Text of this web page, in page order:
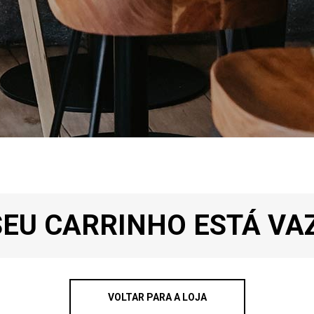
CARRINHO ESTÁ
VOLTAR PARA A LOJA